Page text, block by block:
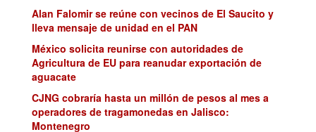
Alan Falomir se reúne con vecinos de El Saucito y
lleva mensaje de unidad en el PAN
México solicita reunirse con autoridades de
Agricultura de EU para reanudar exportación de
aguacate
CJNG cobraría hasta un millón de pesos al mes a
operadores de tragamonedas en Jalisco:
Montenegro